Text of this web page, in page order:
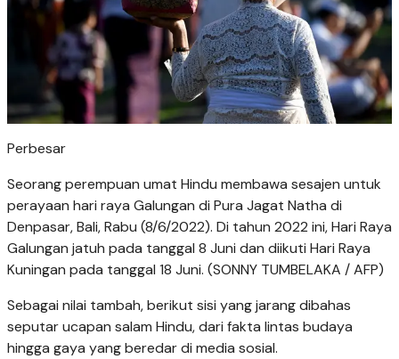
Perbesar
Seorang perempuan umat Hindu membawa sesajen untuk
perayaan hari raya Galungan di Pura Jagat Natha di
Denpasar, Bali, Rabu (8/6/2022). Di tahun 2022 ini, Hari Raya
Galungan jatuh pada tanggal 8 Juni dan diikuti Hari Raya
Kuningan pada tanggal 18 Juni. (SONNY TUMBELAKA / AFP)
Sebagai nilai tambah, berikut sisi yang jarang dibahas
seputar ucapan salam Hindu, dari fakta lintas budaya
hingga gaya yang beredar di media sosial.